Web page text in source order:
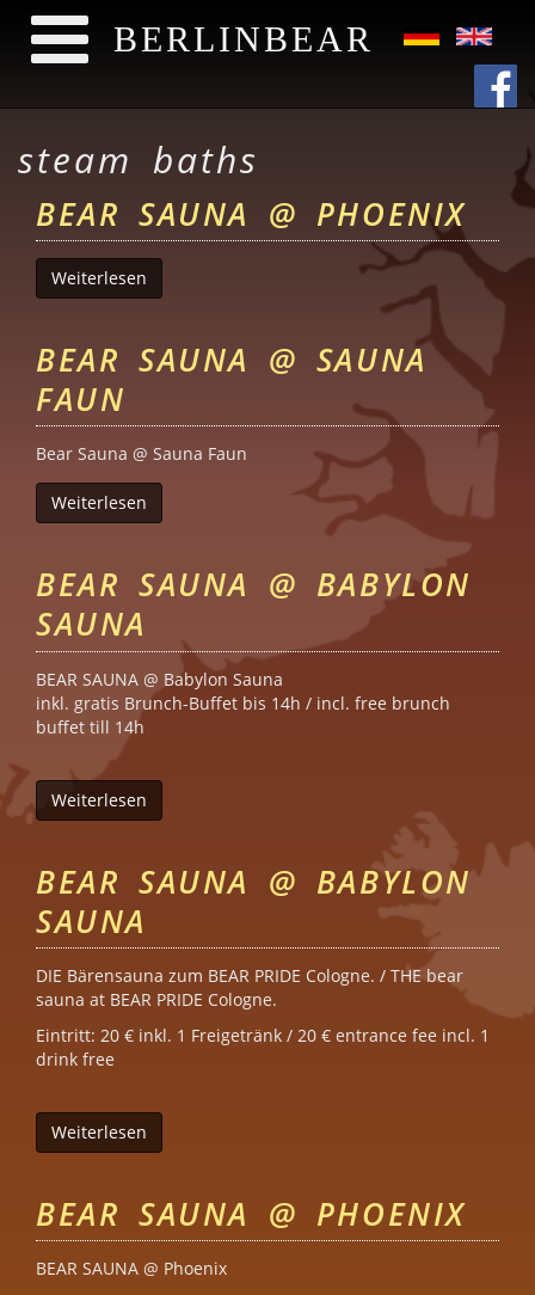
BERLINBEAR
steam baths
BEAR SAUNA @ PHOENIX
Weiterlesen über Bear Sauna @ Phoenix
BEAR SAUNA @ SAUNA
FAUN
Bear Sauna @ Sauna Faun
Weiterlesen über Bear Sauna @ Sauna Faun
BEAR SAUNA @ BABYLON
SAUNA
BEAR SAUNA @ Babylon Sauna
inkl. gratis Brunch-Buffet bis 14h / incl. free brunch
buffet till 14h
Weiterlesen
BEAR SAUNA @ BABYLON
SAUNA
DIE Bärensauna zum BEAR PRIDE Cologne. / THE bear
sauna at BEAR PRIDE Cologne.
Eintritt: 20 € inkl. 1 Freigetränk / 20 € entrance fee incl. 1
drink free
Weiterlesen
BEAR SAUNA @ PHOENIX
BEAR SAUNA @ Phoenix